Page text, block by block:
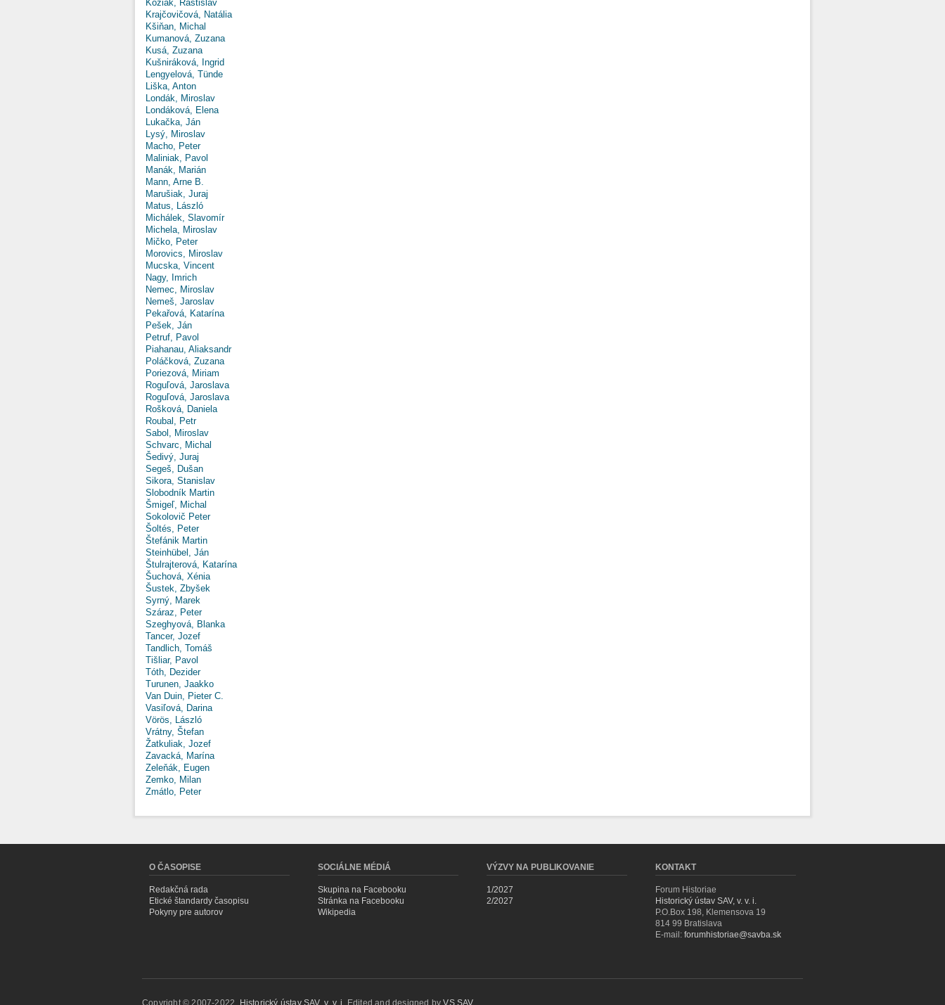
Kožiak, Rastislav
Krajčovičová, Natália
Kšiňan, Michal
Kumanová, Zuzana
Kusá, Zuzana
Kušniráková, Ingrid
Lengyelová, Tünde
Liška, Anton
Londák, Miroslav
Londáková, Elena
Lukačka, Ján
Lysý, Miroslav
Macho, Peter
Maliniak, Pavol
Manák, Marián
Mann, Arne B.
Marušiak, Juraj
Matus, László
Michálek, Slavomír
Michela, Miroslav
Mičko, Peter
Morovics, Miroslav
Mucska, Vincent
Nagy, Imrich
Nemec, Miroslav
Nemeš, Jaroslav
Pekařová, Katarína
Pešek, Ján
Petruf, Pavol
Piahanau, Aliaksandr
Poláčková, Zuzana
Poriezová, Miriam
Roguľová, Jaroslava
Roguľová, Jaroslava
Rošková, Daniela
Roubal, Petr
Sabol, Miroslav
Schvarc, Michal
Šedivý, Juraj
Segeš, Dušan
Sikora, Stanislav
Slobodník Martin
Šmigeľ, Michal
Sokolovič Peter
Šoltés, Peter
Štefánik Martin
Steinhübel, Ján
Štulrajterová, Katarína
Šuchová, Xénia
Šustek, Zbyšek
Syrný, Marek
Száraz, Peter
Szeghyová, Blanka
Tancer, Jozef
Tandlich, Tomáš
Tišliar, Pavol
Tóth, Dezider
Turunen, Jaakko
Van Duin, Pieter C.
Vasiľová, Darina
Vörös, László
Vrátny, Štefan
Žatkuliak, Jozef
Zavacká, Marína
Zeleňák, Eugen
Zemko, Milan
Zmátlo, Peter
O ČASOPISE
Redakčná rada
Etické štandardy časopisu
Pokyny pre autorov
SOCIÁLNE MÉDIÁ
Skupina na Facebooku
Stránka na Facebooku
Wikipedia
VÝZVY NA PUBLIKOVANIE
1/2027
2/2027
KONTAKT
Forum Historiae
Historický ústav SAV, v. v. i.
P.O.Box 198, Klemensova 19
814 99 Bratislava
E-mail: forumhistoriae@savba.sk